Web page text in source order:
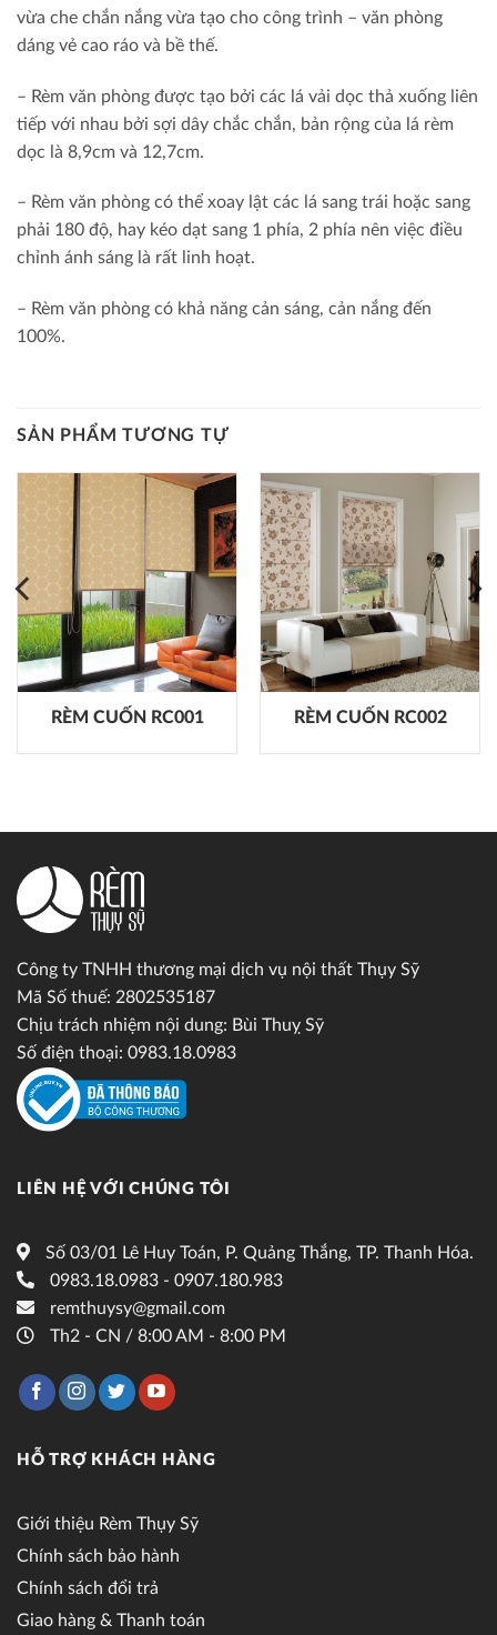
vừa che chắn nắng vừa tạo cho công trình – văn phòng
dáng vẻ cao ráo và bề thế.
– Rèm văn phòng được tạo bởi các lá vải dọc thả xuống liên
tiếp với nhau bởi sợi dây chắc chắn, bản rộng của lá rèm
dọc là 8,9cm và 12,7cm.
– Rèm văn phòng có thể xoay lật các lá sang trái hoặc sang
phải 180 độ, hay kéo dạt sang 1 phía, 2 phía nên việc điều
chỉnh ánh sáng là rất linh hoạt.
– Rèm văn phòng có khả năng cản sáng, cản nắng đến
100%.
SẢN PHẨM TƯƠNG TỰ
RÈM CUỐN RC001 RÈM CUỐN RC002
Công ty TNHH thương mại dịch vụ nội thất Thụy Sỹ
Mã Số thuế: 2802535187
Chịu trách nhiệm nội dung: Bùi Thuỵ Sỹ
Số điện thoại: 0983.18.0983
LIÊN HỆ VỚI CHÚNG TÔI
Số 03/01 Lê Huy Toán, P. Quảng Thắng, TP. Thanh Hóa.
0983.18.0983 - 0907.180.983
remthuysy@gmail.com
Th2 - CN / 8:00 AM - 8:00 PM
HỖ TRỢ KHÁCH HÀNG
Giới thiệu Rèm Thụy Sỹ
Chính sách bảo hành
Chính sách đổi trả
Giao hàng & Thanh toán